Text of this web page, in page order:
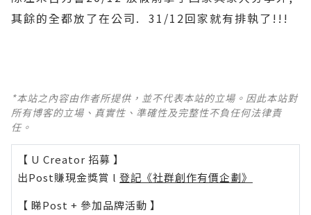
其餘的全都放了在公司. 31/12回家就有排執了!!!
*本站之內容由作者所提供，並不代表本站的立場。因此本站對
所有博客的立場、真實性、準確性及完整性不負任何法律責
任。
【 U Creator 招募 】
出Post賺現金獎賞 l 登記《社群創作有價企劃》
【 睇Post + 參加品牌活動 】